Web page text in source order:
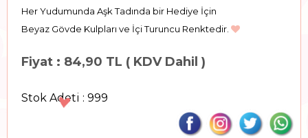
Her Yudumunda Aşk Tadında bir Hediye İçin
Beyaz Gövde Kulpları ve İçi Turuncu Renktedir.
Fiyat : 84,90 TL ( KDV Dahil )
Stok Adeti : 999